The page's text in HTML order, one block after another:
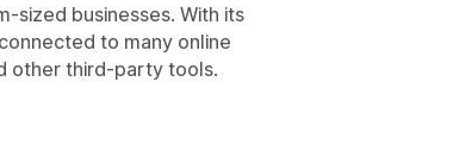
sized businesses. With its
to many online
other third-party tools.